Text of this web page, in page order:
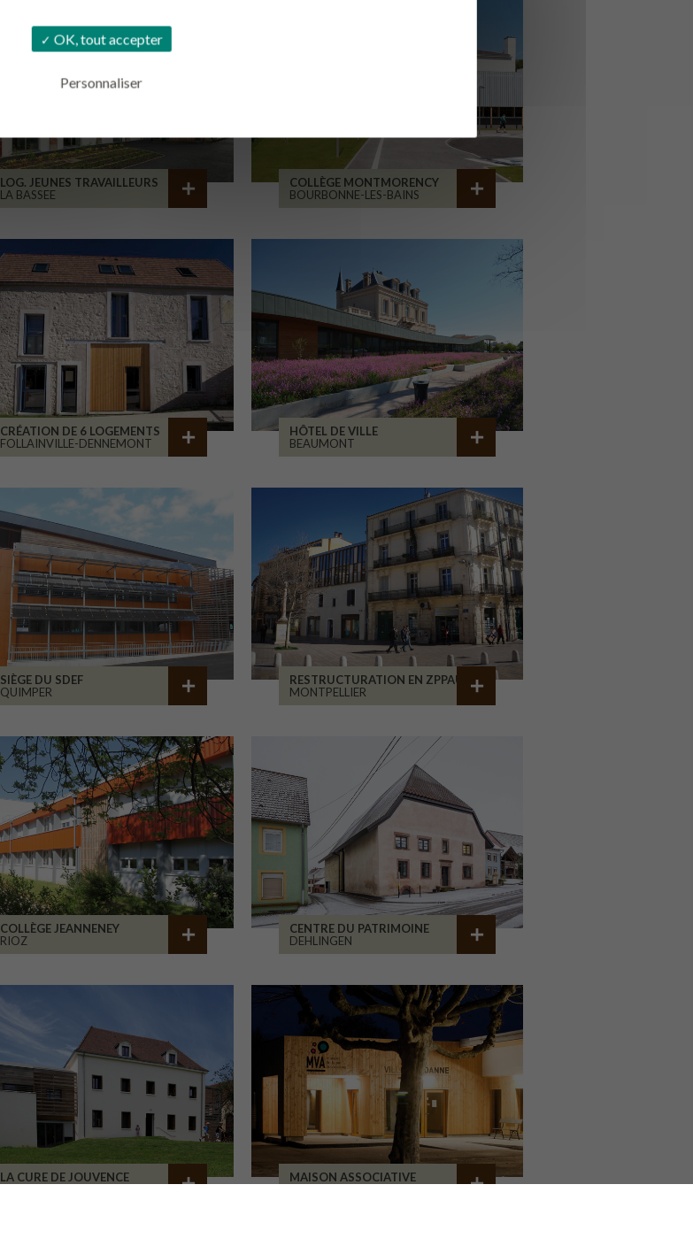
OK, tout accepter
Personnaliser
LOG. JEUNES TRAVAILLEURS
LA BASSEE
COLLÈGE MONTMORENCY
BOURBONNE-LES-BAINS
CRÉATION DE 6 LOGEMENTS
FOLLAINVILLE-DENNEMONT
HÔTEL DE VILLE
BEAUMONT
SIÈGE DU SDEF
QUIMPER
RESTRUCTURATION EN ZPPAUP
MONTPELLIER
COLLÈGE JEANNENEY
RIOZ
CENTRE DU PATRIMOINE
DEHLINGEN
LA CURE DE JOUVENCE
MAISON ASSOCIATIVE